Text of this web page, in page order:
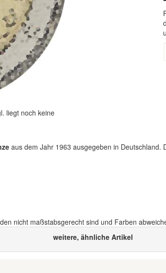
liegt noch keine
aus dem Jahr 1963 ausgegeben in Deutschland.
nicht maßstabsgerecht sind und Farben
weitere, ähnliche Artikel